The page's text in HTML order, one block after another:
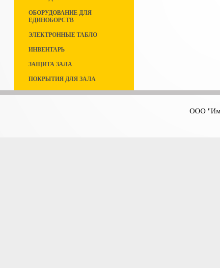
ОБОРУДОВАНИЕ ДЛЯ
ЕДИНОБОРСТВ
ЭЛЕКТРОННЫЕ ТАБЛО
ИНВЕНТАРЬ
ЗАЩИТА ЗАЛА
ПОКРЫТИЯ ДЛЯ ЗАЛА
ООО